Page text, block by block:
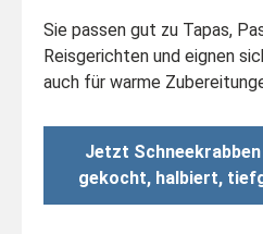
Sie passen gut zu Tapas,
Reisgerichten und eignen
auch für warme
Jetzt
gekocht, halbiert,